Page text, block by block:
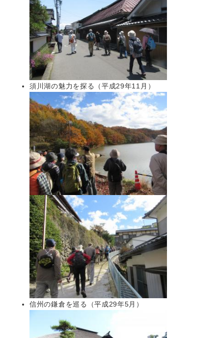
須川湖の魅力を探る（平成29年11月）
信州の鎌倉を巡る（平成29年5月）